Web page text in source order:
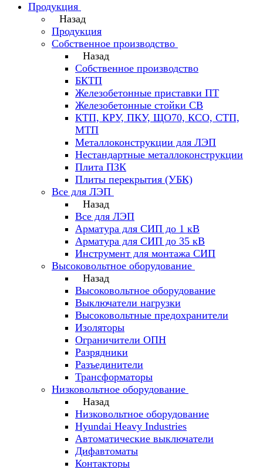
Продукция
Назад
Продукция
Собственное производство
Назад
Собственное производство
БКТП
Железобетонные приставки ПТ
Железобетонные стойки СВ
КТП, КРУ, ПКУ, ЩО70, КСО, СТП,
МТП
Металлоконструкции для ЛЭП
Нестандартные металлоконструкции
Плита ПЗК
Плиты перекрытия (УБК)
Все для ЛЭП
Назад
Все для ЛЭП
Арматура для СИП до 1 кВ
Арматура для СИП до 35 кВ
Инструмент для монтажа СИП
Высоковольтное оборудование
Назад
Высоковольтное оборудование
Выключатели нагрузки
Высоковольтные предохранители
Изоляторы
Ограничители ОПН
Разрядники
Разъединители
Трансформаторы
Низковольтное оборудование
Назад
Низковольтное оборудование
Hyundai Heavy Industries
Автоматические выключатели
Дифавтоматы
Контакторы